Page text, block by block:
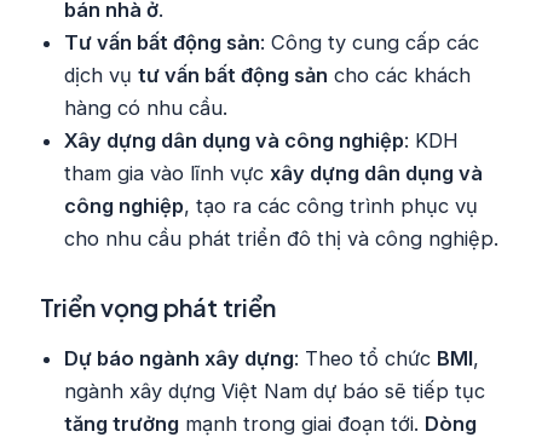
bán nhà ở.
Tư vấn bất động sản: Công ty cung cấp các
dịch vụtư vấn bất động sản cho các khách
hàng có nhu cầu.
Xây dựng dân dụng và công nghiệp: KDH
tham gia vào lĩnh vực xây dựng dân dụng và
công nghiệp, tạo ra các công trình phục vụ
cho nhu cầu phát triển đô thị và công nghiệp.
Triển vọng phát triển
Dự báo ngành xây dựng: Theo tổ chức BMI,
ngành xây dựng Việt Nam dự báo sẽ tiếp tục
tăng trưởng mạnh trong giai đoạn tới. Dòng